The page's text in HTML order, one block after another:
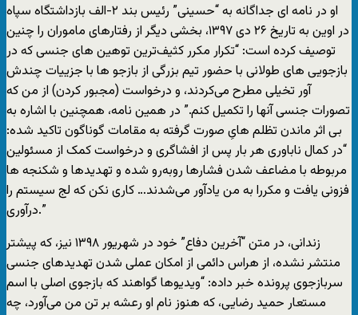
او در نامه ای جداگانه به “حسینی” رئیس بند ۲-الف بازداشتگاه سپاه
در اوین به تاریخ ۲۶ دی ۱۳۹۷، بخشی دیگر از رفتارهای ماموران را چنین
توصیف کرده است: “تکرار مکرر کثیف‌ترین توهین های جنسی که در
بازجویی های طولانی با حضور تیم بزرگی از بازجو ها با جزییات چندش
آور تخیلی مطرح می‌کردند، و درخواست (مجبور کردن) از من که
تصورات جنسی آنها را تکمیل کنم.” در همین نامه، همچنین با اشاره به
بی اثر ماندن تظلم هایِ صورت گرفته به مقامات گوناگون تاکید شده:
“در کمال ناباوری هر بار پس از افشاگری و درخواست کمک از مسئولین
مربوطه با مضاعف شدن فشارها روبه‌رو شده و تهدیدها و شکنجه ها
فزونی یافت و مکررا به من یادآور می‌شدند… کاری نکن که لج سیستم را
درآوری.”
زندانی، در متن “آخرین دفاع” خود در شهریور ۱۳۹۸ نیز، که پیشتر
منتشر نشده، از هراس دائمی از امکان عملی شدن تهدیدهای جنسی
سربازجوی پرونده خبر داده: “ویدیوها گواهند که بازجوی اصلی با اسم
مستعار حمید رضایی، که هنوز نام او رعشه بر تن من می‌آورد، چه